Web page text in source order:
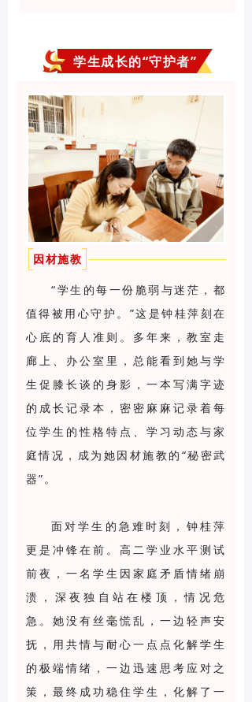
学生成长的“守护者”
因材施教
“学生的每一份脆弱与迷茫，都
值得被用心守护。”这是钟桂萍刻在
心底的育人准则。多年来，教室走
廊上、办公室里，总能看到她与学
生促膝长谈的身影，一本写满字迹
的成长记录本，密密麻麻记录着每
位学生的性格特点、学习动态与家
庭情况，成为她因材施教的“秘密武
器”。
面对学生的急难时刻，钟桂萍
更是冲锋在前。高二学业水平测试
前夜，一名学生因家庭矛盾情绪崩
溃，深夜独自站在楼顶，情况危
急。她没有丝毫慌乱，一边轻声安
抚，用共情与耐心一点点化解学生
的极端情绪，一边迅速思考应对之
策，最终成功稳住学生，化解了一